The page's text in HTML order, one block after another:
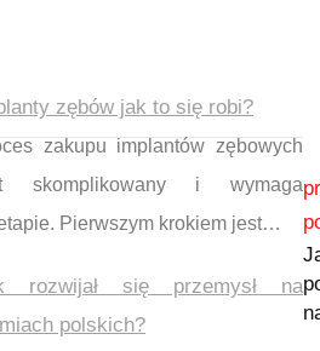
zębów jak to się robi?
zakupu implantów zębowych
skomplikowany i wymaga
Pierwszym krokiem jest…
rozwijał się przemysł na
polskich?